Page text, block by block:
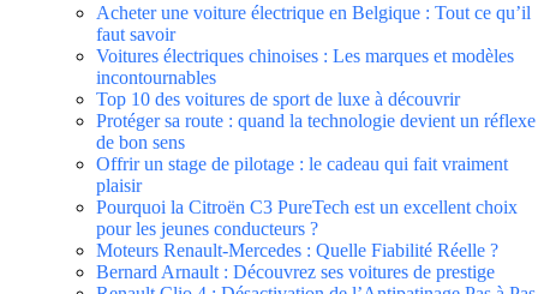
Acheter une voiture électrique en Belgique : Tout ce qu’il
faut savoir
Voitures électriques chinoises : Les marques et modèles
incontournables
Top 10 des voitures de sport de luxe à découvrir
Protéger sa route : quand la technologie devient un réflexe
de bon sens
Offrir un stage de pilotage : le cadeau qui fait vraiment
plaisir
Pourquoi la Citroën C3 PureTech est un excellent choix
pour les jeunes conducteurs ?
Moteurs Renault-Mercedes : Quelle Fiabilité Réelle ?
Bernard Arnault : Découvrez ses voitures de prestige